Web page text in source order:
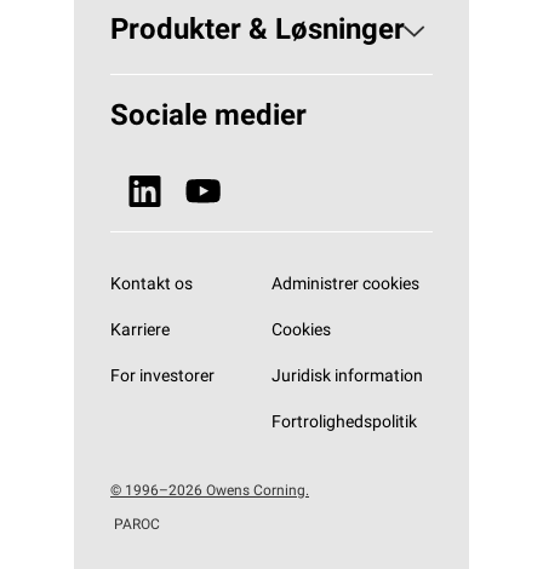
Om PAROC
Hvorfor Stenuld?
Bæredygtighed
Nyheder & Media
Produkter & Løsninger
Løsninger Bygningsisolering
Sociale medier
Kontakt os
Karriere
For investorer
Administrer cookies
Cookies
Juridisk information
Fortrolighedspolitik
© 1996–2026 Owens Corning.
PAROC